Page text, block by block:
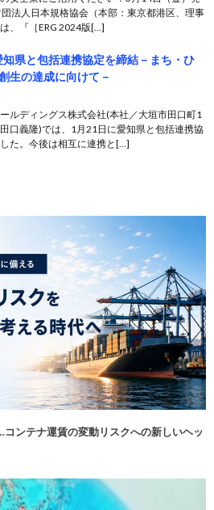
法人日本規格協会（本部：東京都港区、理事
、『［ERG 2024版[…]
県と包括連携協定を締結－まち・ひ
生の達成に向けて－
ルディングス株式会社(本社／大垣市田口町1
口義隆)では、1月21日に愛知県と包括連携協
た。今後は相互に連携と[…]
ンテナ運賃の変動リスクへの新しいヘッ